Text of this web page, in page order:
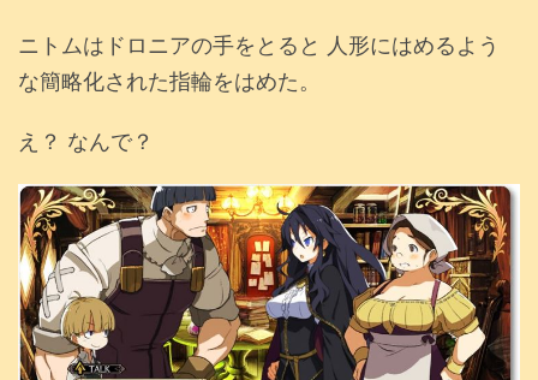
ニトムはドロニアの手をとると 人形にはめるよう
な簡略化された指輪をはめた。
え？ なんで？